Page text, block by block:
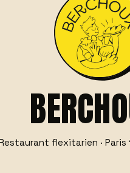
flexitarien · Paris